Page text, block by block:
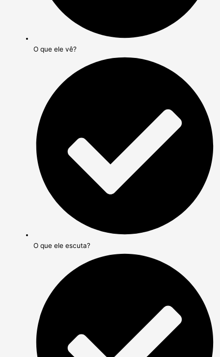
O que ele vê?
O que ele escuta?